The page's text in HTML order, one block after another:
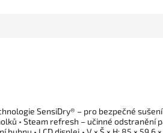
SensiDry® – pro bezpečné
• Steam refresh – učinné odstranění